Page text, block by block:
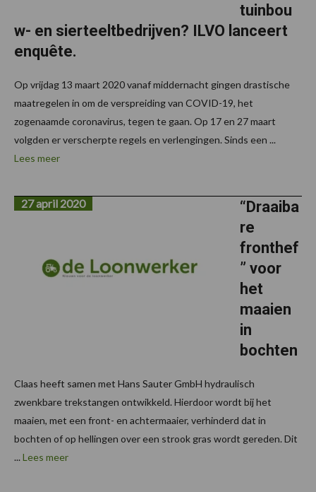
tuinbou
w- en sierteeltbedrijven? ILVO lanceert
enquête.
Op vrijdag 13 maart 2020 vanaf middernacht gingen drastische
maatregelen in om de verspreiding van COVID-19, het
zogenaamde coronavirus, tegen te gaan. Op 17 en 27 maart
volgden er verscherpte regels en verlengingen. Sinds een ...
Lees meer
“Draaiba
re
fronthef
” voor
het
maaien
in
bochten
27 april 2020
Claas heeft samen met Hans Sauter GmbH hydraulisch
zwenkbare trekstangen ontwikkeld. Hierdoor wordt bij het
maaien, met een front- en achtermaaier, verhinderd dat in
bochten of op hellingen over een strook gras wordt gereden. Dit
... Lees meer